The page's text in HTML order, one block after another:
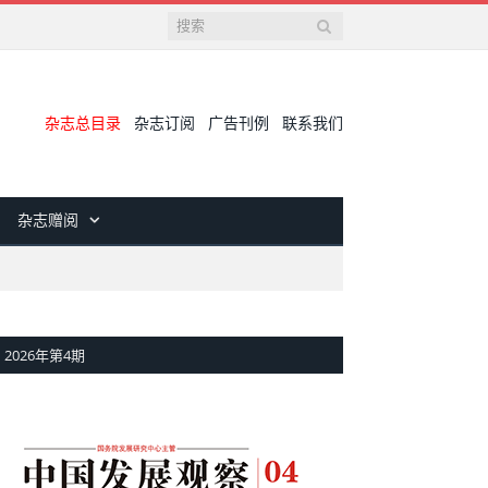
杂志总目录 杂志订阅 广告刊例 联系我们
杂志赠阅
2026年第4期